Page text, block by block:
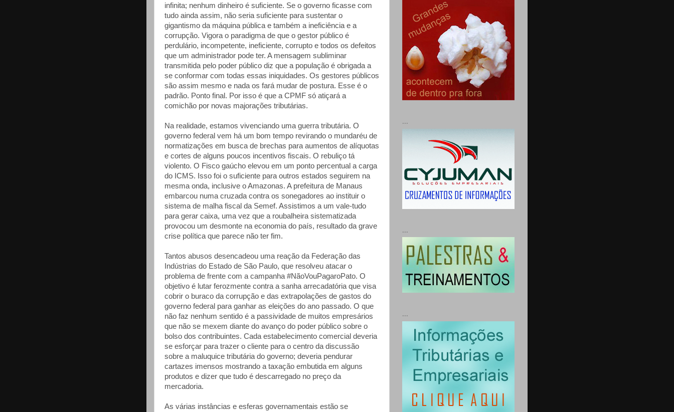
infinita; nenhum dinheiro é suficiente. Se o governo ficasse com
tudo ainda assim, não seria suficiente para sustentar o
gigantismo da máquina pública e também a ineficiência e a
corrupção. Vigora o paradigma de que o gestor público é
perdulário, incompetente, ineficiente, corrupto e todos os defeitos
que um administrador pode ter. A mensagem subliminar
transmitida pelo poder público diz que a população é obrigada a
se conformar com todas essas iniquidades. Os gestores públicos
são assim mesmo e nada os fará mudar de postura. Esse é o
padrão. Ponto final. Por isso é que a CPMF só atiçará a
comichão por novas majorações tributárias.
Na realidade, estamos vivenciando uma guerra tributária. O
governo federal vem há um bom tempo revirando o mundaréu de
normatizações em busca de brechas para aumentos de alíquotas
e cortes de alguns poucos incentivos fiscais. O rebuliço tá
violento. O Fisco gaúcho elevou em um ponto percentual a carga
do ICMS. Isso foi o suficiente para outros estados seguirem na
mesma onda, inclusive o Amazonas. A prefeitura de Manaus
embarcou numa cruzada contra os sonegadores ao instituir o
sistema de malha fiscal da Semef. Assistimos a um vale-tudo
para gerar caixa, uma vez que a roubalheira sistematizada
provocou um desmonte na economia do país, resultado da grave
crise política que parece não ter fim.
Tantos abusos desencadeou uma reação da Federação das
Indústrias do Estado de São Paulo, que resolveu atacar o
problema de frente com a campanha #NãoVouPagaroPato. O
objetivo é lutar ferozmente contra a sanha arrecadatória que visa
cobrir o buraco da corrupção e das extrapolações de gastos do
governo federal para ganhar as eleições do ano passado. O que
não faz nenhum sentido é a passividade de muitos empresários
que não se mexem diante do avanço do poder público sobre o
bolso dos contribuintes. Cada estabelecimento comercial deveria
se esforçar para trazer o cliente para o centro da discussão
sobre a maluquice tributária do governo; deveria pendurar
cartazes imensos mostrando a taxação embutida em alguns
produtos e dizer que tudo é descarregado no preço da
mercadoria.
As várias instâncias e esferas governamentais estão se
...
...
...